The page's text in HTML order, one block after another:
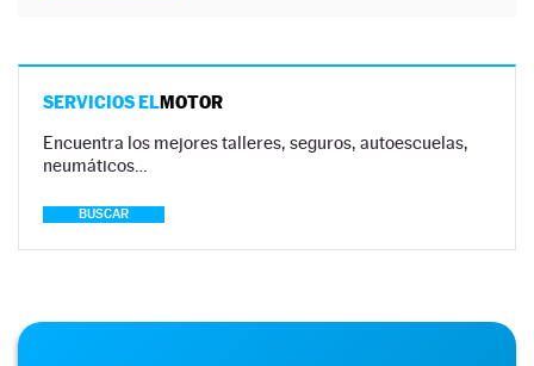
SERVICIOS ELMOTOR
Encuentra los mejores talleres, seguros, autoescuelas,
neumáticos…
BUSCAR